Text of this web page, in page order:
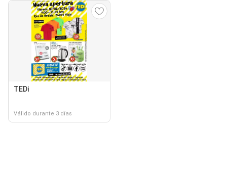
TEDi
Válido durante 3 días